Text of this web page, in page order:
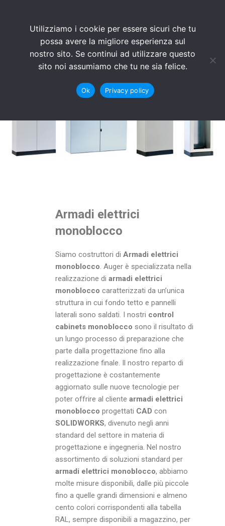
Armadi elettrici
monoblocco
Siamo costruttori di Armadi elettrici
monoblocco . Auger è specializzata nella
realizzazione di armadi elettrici
monoblocco caratterizzati da un’unica
struttura in cui fondo tetto e pannelli
laterali sono saldati. I nostri control
cabinets monoblocco sono il risultato di
un lungo processo di preparazione che
parte dalla progettazione fino alla
realizzazione finale. Il nostro reparto di
progettazione è costantemente
aggiornato sulle nuove tecnologie per
poter offrire al cliente armadi elettrici
monoblocco progettati CAD con
SOLIDWORKS, divenuto negli anni
standard del settore in materia di
progettazione e ingegneria. Nel nostro
assortimento di soluzioni standard per
armadi elettrici monoblocco, abbiamo
molte misure disponibili, dalle più piccole
fino a quelle grandi dimensioni e almeno
cento colori corrispondenti alla tabella
RAL, sempre disponibili a magazzino, per
Utilizziamo i cookie per essere sicuri che tu
possa avere la migliore esperienza sul
nostro sito. Se continui ad utilizzare questo
sito noi assumiamo che tu ne sia felice.
Ok Privacy policy